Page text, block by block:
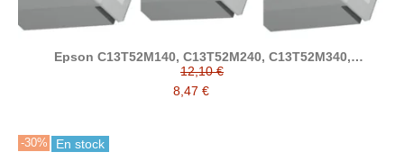
Epson C13T52M140, C13T52M240, C13T52M340,
C13T52M440, C13T52M540 tinta compatible (SJIC42)
12,10 €
8,47 €
-30% En stock